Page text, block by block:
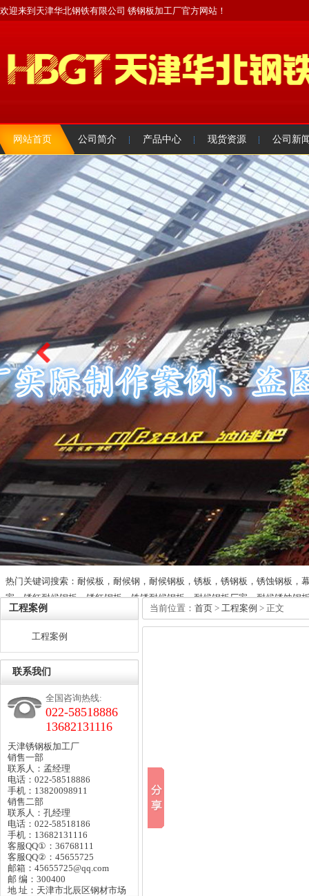
欢迎来到天津华北钢铁有限公司 锈钢板加工厂官方网站！
网站首页 公司简介 产品中心 现货资源 公司新
热门关键词搜索：耐候板，耐候钢，耐候钢板，锈板，锈钢板，锈蚀钢板，
家，锈红耐候钢板，锈红钢板，铁锈耐候钢板，耐候钢板厂家，耐候锈蚀钢
工程案例
工程案例
联系我们
全国咨询热线:
022-58518886
13682131116
天津锈钢板加工厂
销售一部
联系人：孟经理
电话：022-58518886
手机：13820098911
销售二部
联系人：孔经理
电话：022-58518186
手机：13682131116
客服QQ①：36768111
客服QQ②：45655725
邮箱：45655725@qq.com
邮 编：300400
地 址：天津市北辰区钢材市场
当前位置： 首页 > 工程案例 > 正文